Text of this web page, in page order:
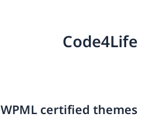
Code4Life
WPML certified themes